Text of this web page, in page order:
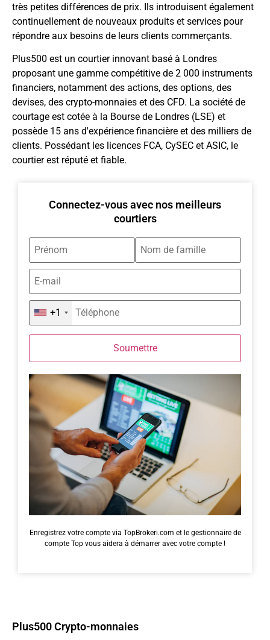
très petites différences de prix. Ils introduisent également
continuellement de nouveaux produits et services pour
répondre aux besoins de leurs clients commerçants.
Plus500 est un courtier innovant basé à Londres
proposant une gamme compétitive de 2 000 instruments
financiers, notamment des actions, des options, des
devises, des crypto-monnaies et des CFD. La société de
courtage est cotée à la Bourse de Londres (LSE) et
possède 15 ans d'expérience financière et des milliers de
clients. Possédant les licences FCA, CySEC et ASIC, le
courtier est réputé et fiable.
Connectez-vous avec nos meilleurs
courtiers
+1
Soumettre
Enregistrez votre compte via TopBrokeri.com et le gestionnaire de
compte Top vous aidera à démarrer avec votre compte !
Plus500 Crypto-monnaies